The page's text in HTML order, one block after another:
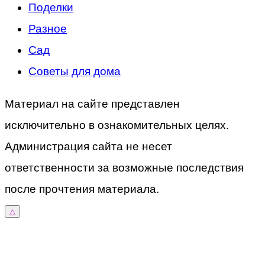
Поделки
Разное
Сад
Советы для дома
Материал на сайте представлен
исключительно в ознакомительных целях.
Администрация сайта не несет
ответственности за возможные последствия
после прочтения материала.